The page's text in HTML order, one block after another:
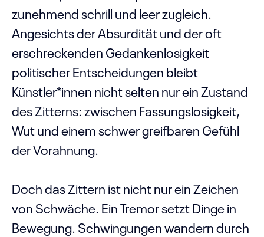
zunehmend schrill und leer zugleich.
Angesichts der Absurdität und der oft
erschreckenden Gedankenlosigkeit
politischer Entscheidungen bleibt
Künstler*innen nicht selten nur ein Zustand
des Zitterns: zwischen Fassungslosigkeit,
Wut und einem schwer greifbaren Gefühl
der Vorahnung.
Doch das Zittern ist nicht nur ein Zeichen
von Schwäche. Ein Tremor setzt Dinge in
Bewegung. Schwingungen wandern durch